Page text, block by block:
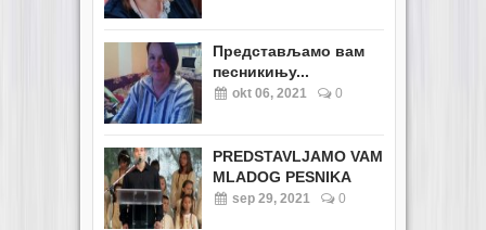
Представљамо вам
песникињу...
okt 06, 2021 0
PREDSTAVLJAMO VAM
MLADOG PESNIKA
sep 29, 2021 0